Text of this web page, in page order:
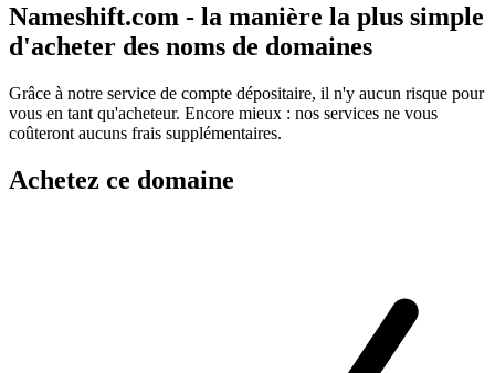
Nameshift.com - la manière la plus simple
d'acheter des noms de domaines
Grâce à notre service de compte dépositaire, il n'y aucun risque pour
vous en tant qu'acheteur. Encore mieux : nos services ne vous
coûteront aucuns frais supplémentaires.
Achetez ce domaine